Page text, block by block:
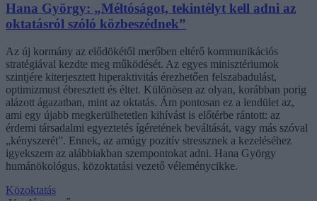
Hana György: „Méltóságot, tekintélyt kell adni az
oktatásról szóló közbeszédnek”
Az új kormány az elődökétől merőben eltérő kommunikációs
stratégiával kezdte meg működését. Az egyes minisztériumok
szintjére kiterjesztett hiperaktivitás érezhetően felszabadulást,
optimizmust ébresztett és éltet. Különösen az olyan, korábban porig
alázott ágazatban, mint az oktatás. Ám pontosan ez a lendület az,
ami egy újabb megkerülhetetlen kihívást is előtérbe rántott: az
érdemi társadalmi egyeztetés ígéretének beváltását, vagy más szóval
„kényszerét”. Ennek, az amúgy pozitív stressznek a kezeléséhez
igyekszem az alábbiakban szempontokat adni. Hana György
humánökológus, közoktatási vezető véleménycikke.
Közoktatás